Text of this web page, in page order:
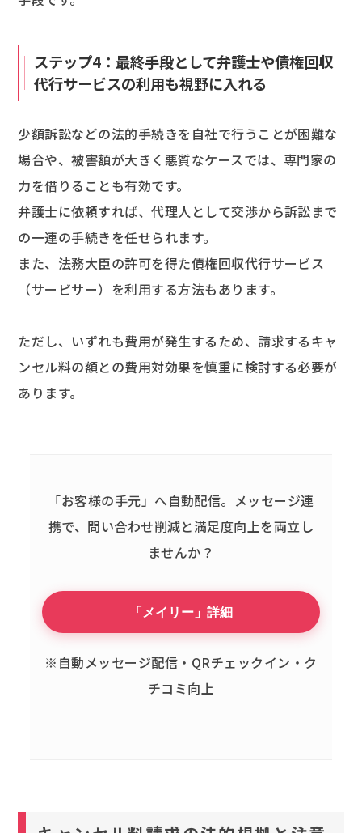
ステップ4：最終手段として弁護士や債権回収
代行サービスの利用も視野に入れる
少額訴訟などの法的手続きを自社で行うことが困難な
場合や、被害額が大きく悪質なケースでは、専門家の
力を借りることも有効です。
弁護士に依頼すれば、代理人として交渉から訴訟まで
の一連の手続きを任せられます。
また、法務大臣の許可を得た債権回収代行サービス
（サービサー）を利用する方法もあります。
ただし、いずれも費用が発生するため、請求するキャ
ンセル料の額との費用対効果を慎重に検討する必要が
あります。
「お客様の手元」へ自動配信。 メッセージ連
携で、問い合わせ削減と満足度向上を両立し
ませんか？
「メイリー」詳細
※自動メッセージ配信・QRチェックイン・ク
チコミ向上